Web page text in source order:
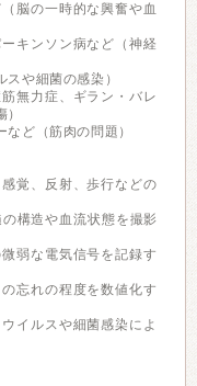
脳の一時的な興奮や血
キンソン病など（神経
や細菌の感染）
無力症、ギラン・バレ
ど（筋肉の問題）
覚、反射、歩行などの
構造や血流状態を撮影
弱な電気信号を記録す
忘れの程度を数値化す
イルスや細菌感染によ